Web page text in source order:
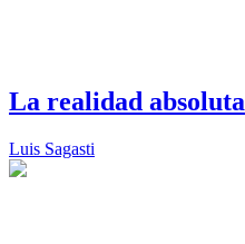
La realidad absoluta
Luis Sagasti